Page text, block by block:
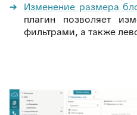
Изменение размера
плагин позволяет
фильтрами, а также